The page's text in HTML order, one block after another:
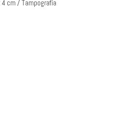
4 cm / Tampografía